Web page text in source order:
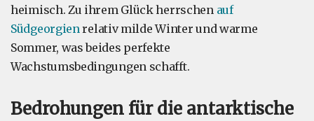
heimisch. Zu ihrem Glück herrschen auf
Südgeorgienrelativ milde Winter und warme
Sommer, was beides perfekte
Wachstumsbedingungen schafft.
Bedrohungen für die antarktische